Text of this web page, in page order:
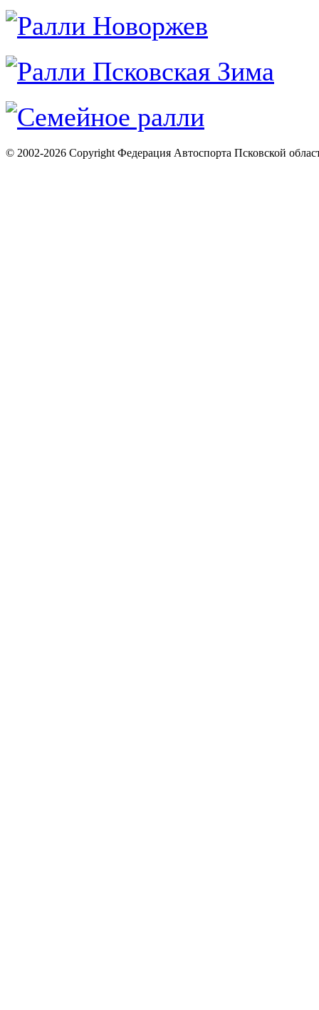
© 2002-2026 Copyright Федерация Автоспорта Псковской